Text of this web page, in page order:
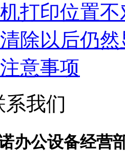
打印位置
除以后仍
意事项
系我们
办公设备经营